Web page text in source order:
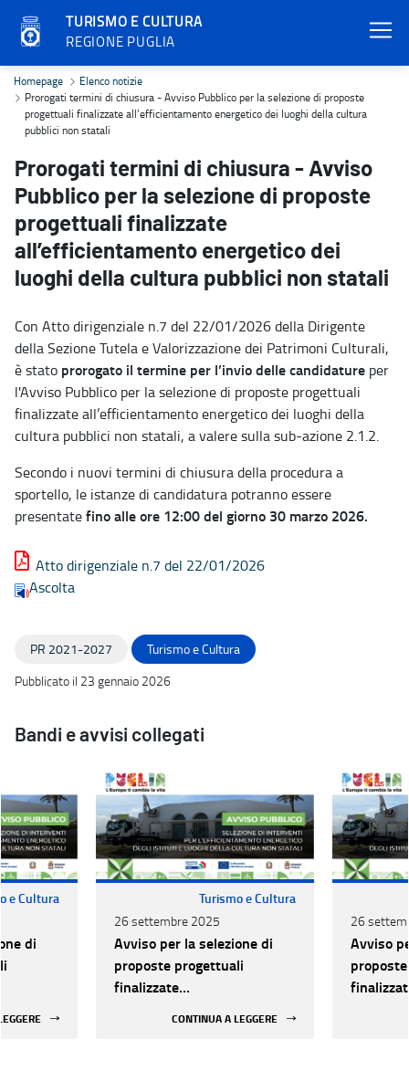
TURISMO E CULTURA
REGIONE PUGLIA
Prorogati termini di chiusura - Avviso Pubblico per la selezione
Homepage
Elenco notizie
Prorogati termini di chiusura - Avviso Pubblico per la selezione di proposte
progettuali finalizzate all’efficientamento energetico dei luoghi della cultura
pubblici non statali
Prorogati termini di chiusura - Avviso
Pubblico per la selezione di proposte
progettuali finalizzate
all’efficientamento energetico dei
luoghi della cultura pubblici non statali
Con Atto dirigenziale n.7 del 22/01/2026 della Dirigente
della Sezione Tutela e Valorizzazione dei Patrimoni Culturali,
è stato prorogato il termine per l’invio delle candidature per
l'Avviso Pubblico per la selezione di proposte progettuali
finalizzate all’efficientamento energetico dei luoghi della
cultura pubblici non statali, a valere sulla sub-azione 2.1.2.
Secondo i nuovi termini di chiusura della procedura a
sportello, le istanze di candidatura potranno essere
presentatefino alle ore 12:00 del giorno 30 marzo 2026.
Atto dirigenziale n.7 del 22/01/2026
Ascolta
PR 2021-2027
Turismo e Cultura
Pubblicato il 23 gennaio 2026
Bandi e avvisi collegati
e Cultura
di
Turismo e Cultura
26 settembre 2025
Avviso per la selezione di
proposte progettuali
finalizzate
CONTINUA A LEGGERE
26
Avviso